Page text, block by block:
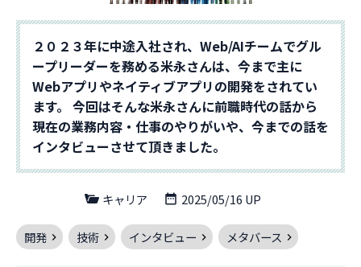
２０２３年に中途入社され、Web/AIチームでグル
ープリーダーを務める米永さんは、今まで主に
Webアプリやネイティブアプリの開発をされてい
ます。 今回はそんな米永さんに前職時代の話から
現在の業務内容・仕事のやりがいや、今までの話を
インタビューさせて頂きました。
キャリア 2025/05/16 UP
開発 技術 インタビュー メタバース